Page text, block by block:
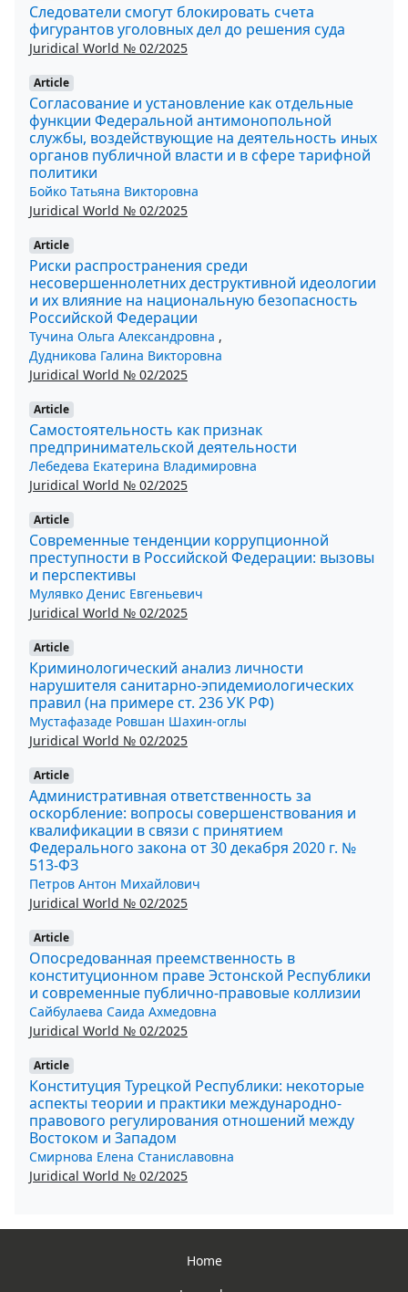
Следователи смогут блокировать счета
фигурантов уголовных дел до решения суда
Juridical World № 02/2025
Article
Согласование и установление как отдельные
функции Федеральной антимонопольной
службы, воздействующие на деятельность иных
органов публичной власти и в сфере тарифной
политики
Бойко Татьяна Викторовна
Juridical World № 02/2025
Article
Риски распространения среди
несовершеннолетних деструктивной идеологии
и их влияние на национальную безопасность
Российской Федерации
Тучина Ольга Александровна ,
Дудникова Галина Викторовна
Juridical World № 02/2025
Article
Самостоятельность как признак
предпринимательской деятельности
Лебедева Екатерина Владимировна
Juridical World № 02/2025
Article
Современные тенденции коррупционной
преступности в Российской Федерации: вызовы
и перспективы
Мулявко Денис Евгеньевич
Juridical World № 02/2025
Article
Криминологический анализ личности
нарушителя санитарно-эпидемиологических
правил (на примере ст. 236 УК РФ)
Мустафазаде Ровшан Шахин-оглы
Juridical World № 02/2025
Article
Административная ответственность за
оскорбление: вопросы совершенствования и
квалификации в связи с принятием
Федерального закона от 30 декабря 2020 г. №
513-ФЗ
Петров Антон Михайлович
Juridical World № 02/2025
Article
Опосредованная преемственность в
конституционном праве Эстонской Республики
и современные публично-правовые коллизии
Сайбулаева Саида Ахмедовна
Juridical World № 02/2025
Article
Конституция Турецкой Республики: некоторые
аспекты теории и практики международно-
правового регулирования отношений между
Востоком и Западом
Смирнова Елена Станиславовна
Juridical World № 02/2025
Home